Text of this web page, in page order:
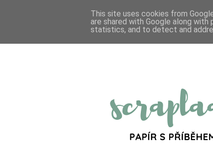
This site uses cookies from
are shared with Google along
statistics, and to detect and